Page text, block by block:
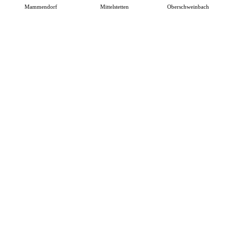
Mammendorf Mittelstetten Oberschweinbach